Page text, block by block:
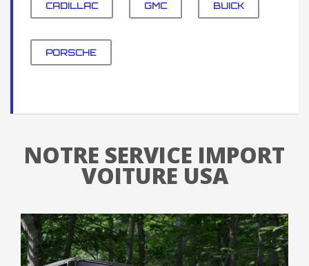
CADILLAC GMC BUICK
PORSCHE
NOTRE SERVICE IMPORT
VOITURE USA